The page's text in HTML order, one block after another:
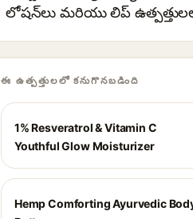
లోషన్‌లు మరియు లిప్
ఈ ఉత్పత్తులలో కనుగొనబడింది
1% Resveratrol & Vitamin C
Youthful Glow Moisturizer
Hemp Comforting Ayurvedic